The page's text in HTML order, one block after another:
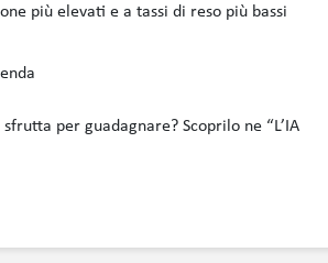
più elevati e a tassi di reso più bassi
per guadagnare? Scoprilo ne “L’IA